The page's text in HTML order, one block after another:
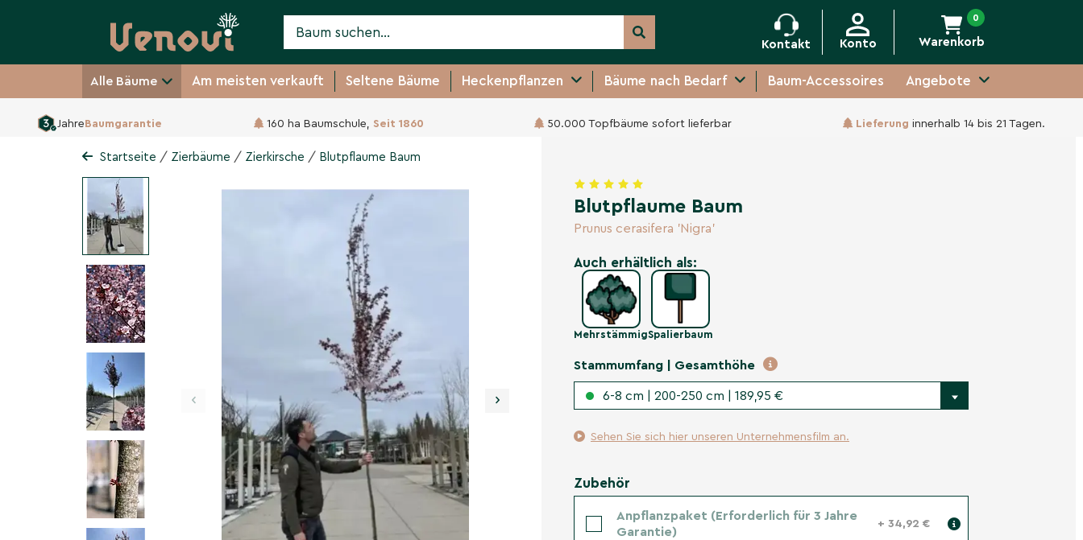
Kontakt Konto Warenkorb
0
Alle Bäume Am meisten verkauft Seltene Bäume Heckenpflanzen Bäume nach Bedarf Baum-Accessoires Angebote
JahreBaumgarantie 160 ha Baumschule, Seit 1860 50.000 Topfbäume sofort lieferbar Lieferung innerhalb 14 bis 21 Tagen.
Blutpflaume Baum
Prunus cerasifera 'Nigra'
Startseite / Zierbäume / Zierkirsche / Blutpflaume Baum
‹ ›
Blutpflaume Baum
Prunus cerasifera 'Nigra'
Auch erhältlich als:
MehrstämmigSpalierbaum
Stammumfang | Gesamthöhe
6-8 cm | 200-250 cm | 189,95 €
Sehen Sie sich hier unseren Unternehmensfilm an.
Zubehör
Anpflanzpaket (Erforderlich für 3 Jahre
Garantie)
+ 34,92 €